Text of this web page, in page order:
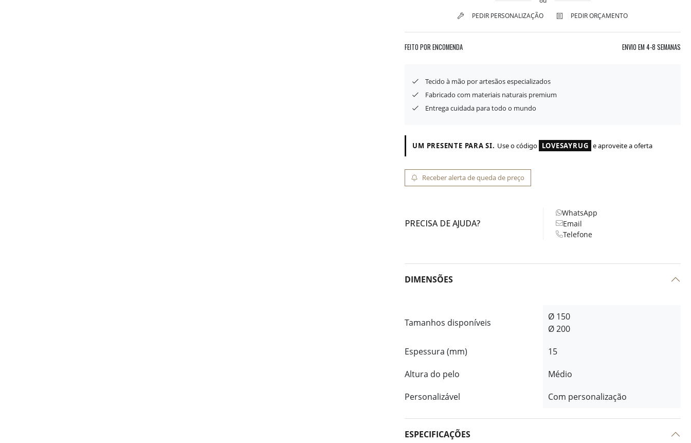
PEDIR PERSONALIZAÇÃO
PEDIR ORÇAMENTO
FEITO POR ENCOMENDA ENVIO EM 4-8 SEMANAS
Tecido à mão por artesãos especializados
Fabricado com materiais naturais premium
Entrega cuidada para todo o mundo
UM PRESENTE PARA SI. Use o código LOVESAYRUG e aproveite a oferta
Receber alerta de queda de preço
PRECISA DE AJUDA?
WhatsApp
Email
Telefone
DIMENSÕES
Tamanhos disponíveis
Ø 150
Ø 200
Espessura (mm)
15
Altura do pelo
Médio
Personalizável
Com personalização
ESPECIFICAÇÕES